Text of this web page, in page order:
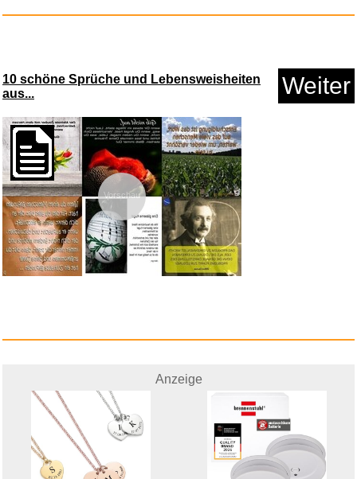
Brennenstuhl Rauchmelder Set,
...
10 schöne Sprüche und Lebensweisheiten
aus...
Weiter
Vorschau
Anzeige